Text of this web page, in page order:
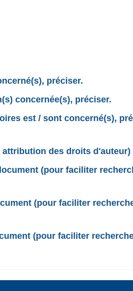
préciser.
concernée(s), préciser.
est / sont concerné(s),
des droits d'auteur)
(pour faciliter
(pour faciliter
(pour faciliter